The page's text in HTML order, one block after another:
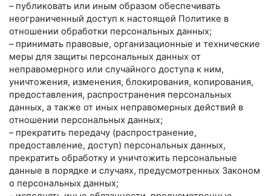
– публиковать или иным образом обеспечивать
неограниченный доступ к настоящей Политике в
отношении обработки персональных данных;
– принимать правовые, организационные и технические
меры для защиты персональных данных от
неправомерного или случайного доступа к ним,
уничтожения, изменения, блокирования, копирования,
предоставления, распространения персональных
данных, а также от иных неправомерных действий в
отношении персональных данных;
– прекратить передачу (распространение,
предоставление, доступ) персональных данных,
прекратить обработку и уничтожить персональные
данные в порядке и случаях, предусмотренных Законом
о персональных данных;